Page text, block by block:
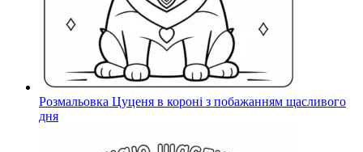
Розмальовка Цуценя в короні з побажанням щасливого
дня